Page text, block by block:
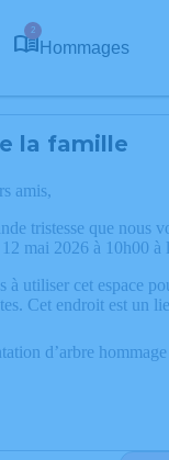
2
Hommages
la famille
amis,
tristesse que
mai 2026 à 10h00
utiliser cet espace
Cet endroit est un
d’arbre hommage